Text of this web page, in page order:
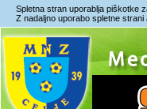
Spletna stran uporablja piškotke
Z nadaljno uporabo spletne strani